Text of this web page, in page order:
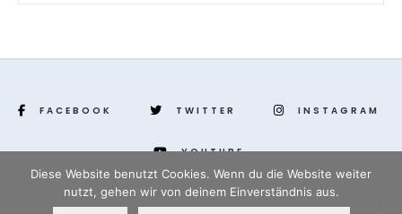
FACEBOOK TWITTER INSTAGRAM
YOUTUBE
Diese Website benutzt Cookies. Wenn du die Website weiter
nutzt, gehen wir von deinem Einverständnis aus.